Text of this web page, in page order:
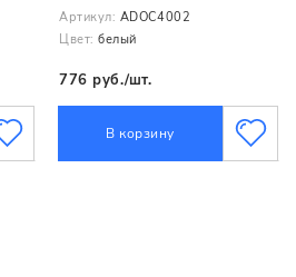
Артикул: ADOC4002
Цвет: белый
776 руб./шт.
В корзину